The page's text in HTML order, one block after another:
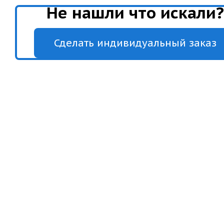
Не нашли что искали?